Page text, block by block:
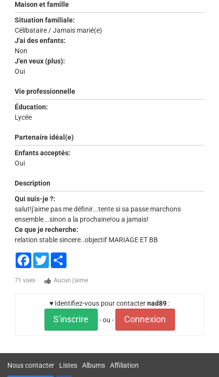
Maison et famille
Situation familiale:
Célibataire / Jamais marié(e)
J'ai des enfants:
Non
J'en veux (plus):
Oui
Vie professionnelle
Éducation:
Lycée
Partenaire idéal(e)
Enfants acceptés:
Oui
Description
Qui suis-je ?:
salut!j'aime pas me définir...tente si sa passe marchons
ensemble...sinon a la prochaine!ou a jamais!
Ce que je recherche:
relation stable sincere..objectif MARIAGE ET BB
Facebook
Twitter
71 vues Aucun j'aime
♥ Identifiez-vous pour contacternad89 :
S'inscrire - ou - Connexion
Nous contacter Listes Albums Affiliation